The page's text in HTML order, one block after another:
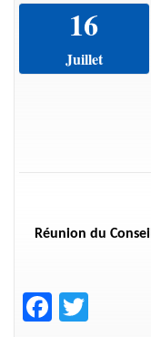
16
Juillet
Réunion du
Facebook